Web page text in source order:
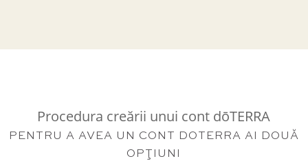
Procedura creării unui cont dōTERRA
PENTRU A AVEA UN CONT DOTERRA AI DOUĂ
OPŢIUNI